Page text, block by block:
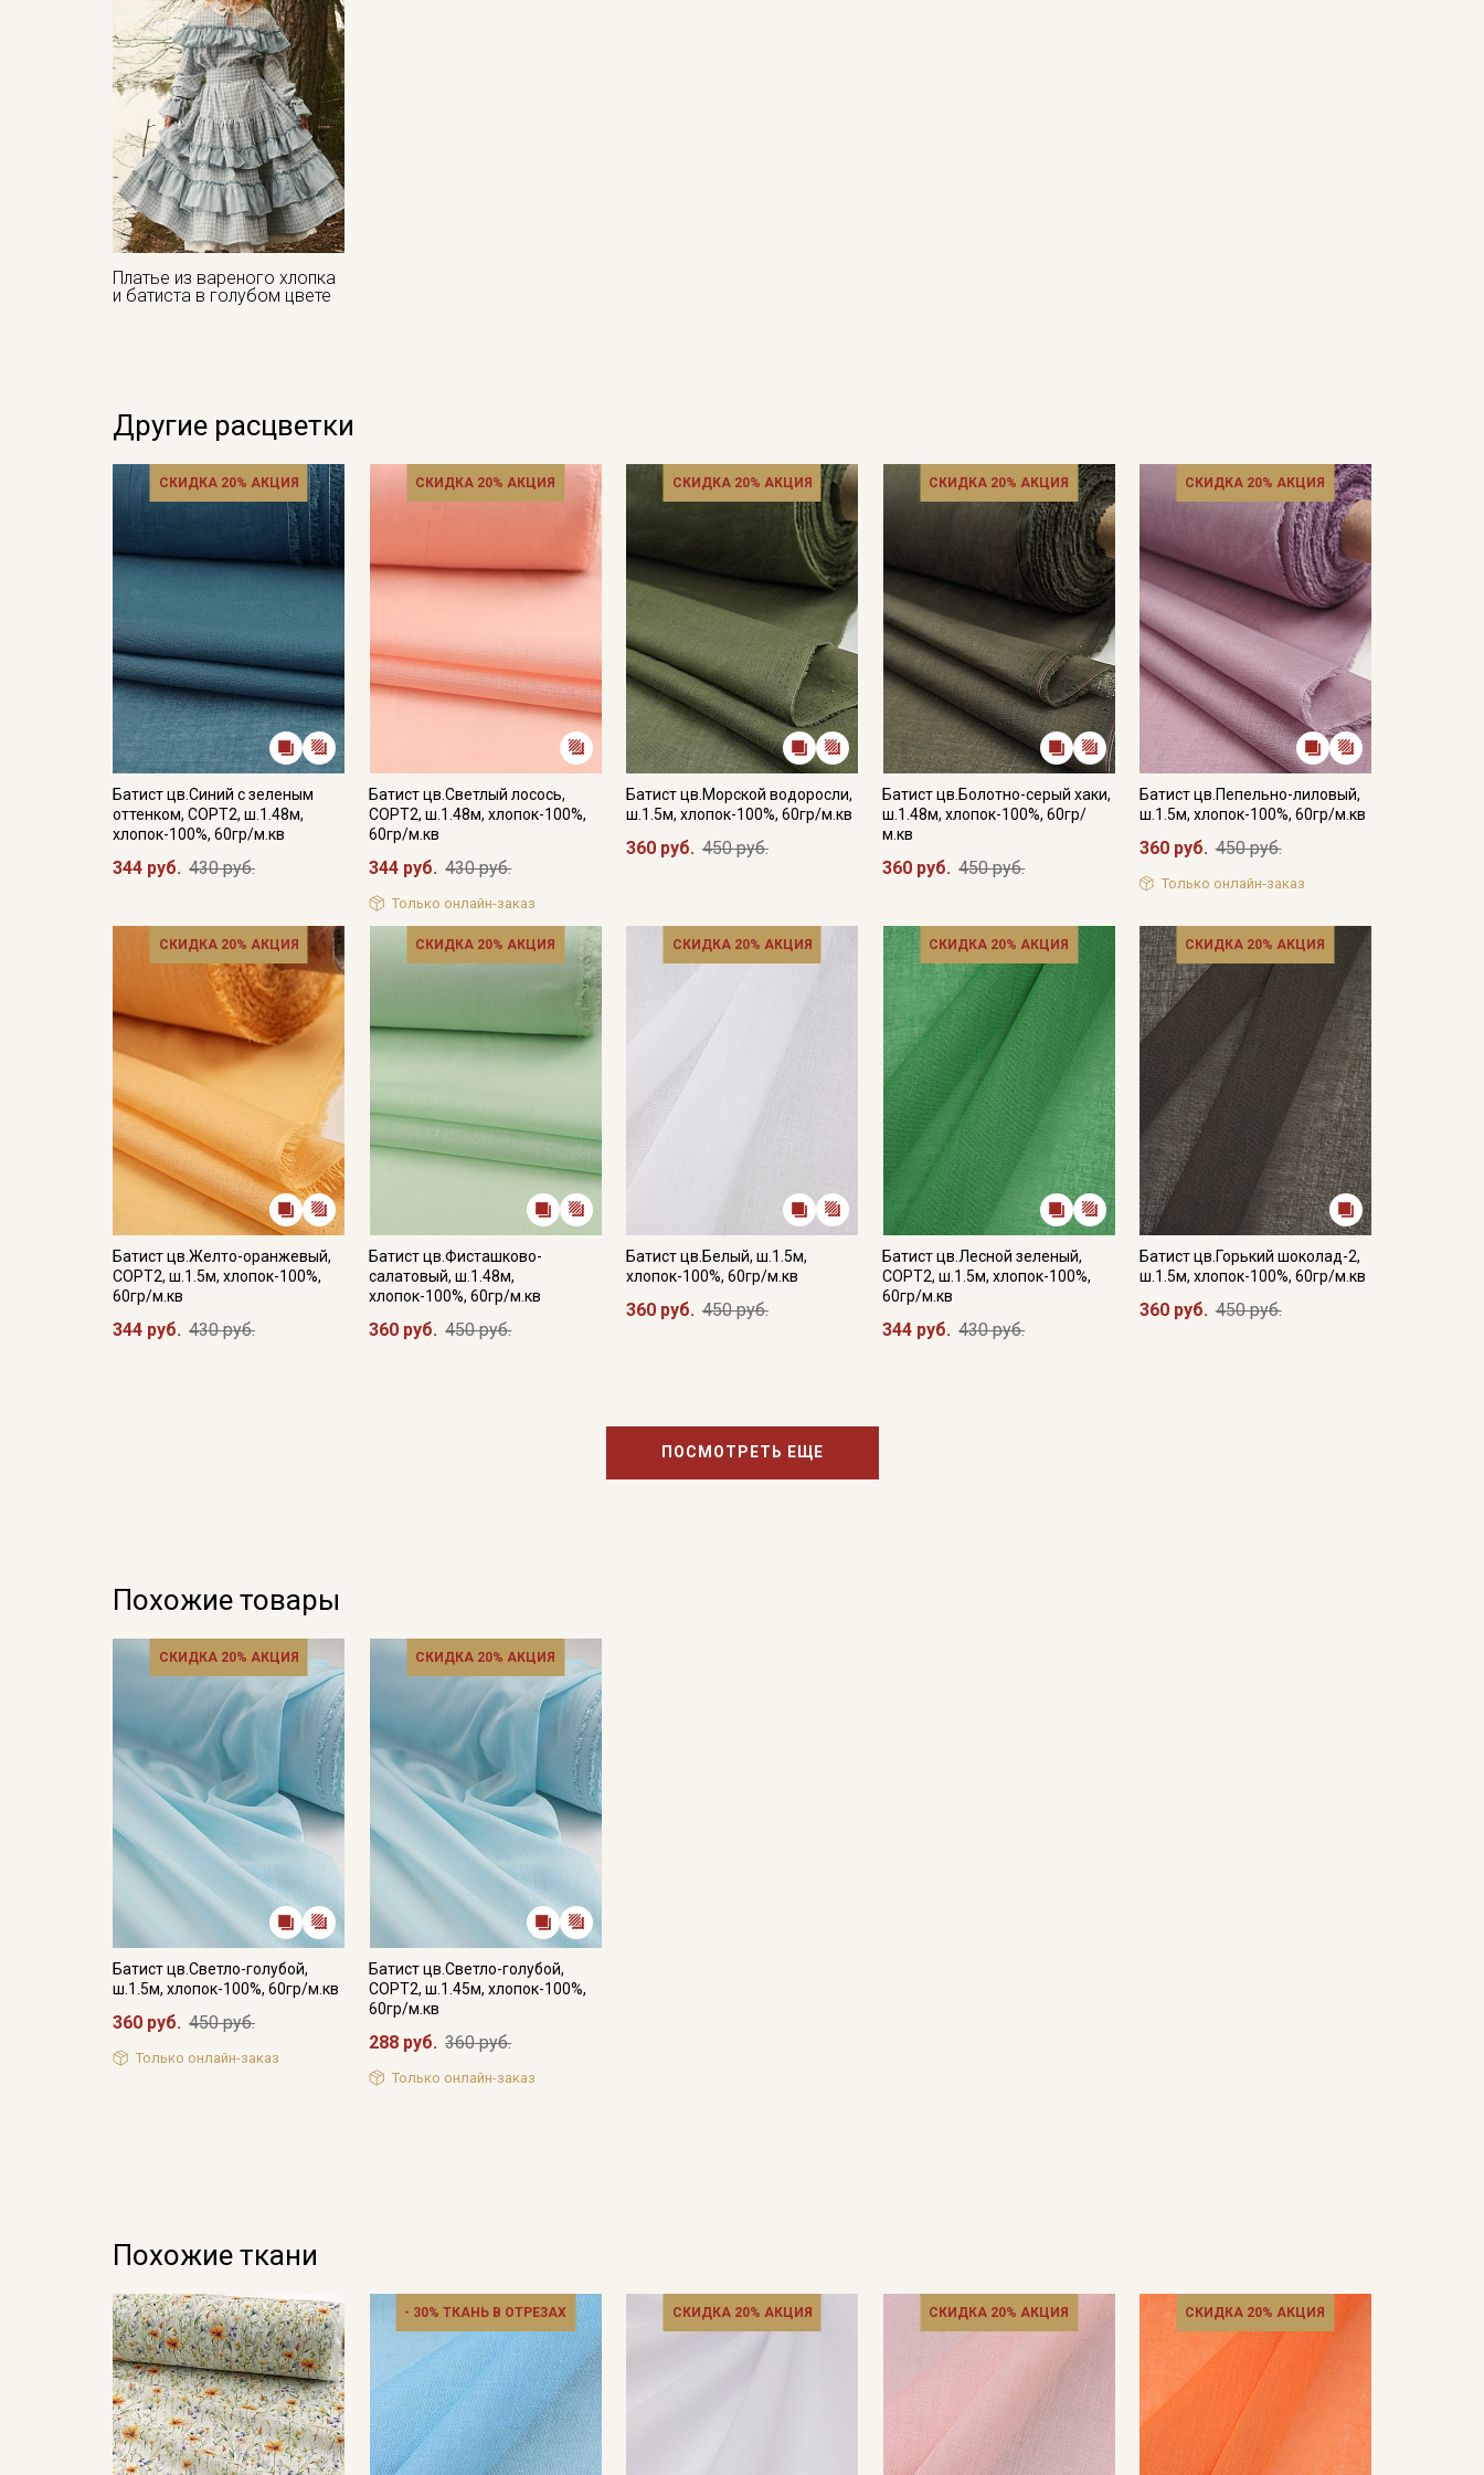
Платье из вареного хлопка
и батиста в голубом цвете
Другие расцветки
СКИДКА 20% АКЦИЯ
Батист цв.Синий с зеленым
оттенком, СОРТ2, ш.1.48м,
хлопок-100%, 60гр/м.кв
344 руб. 430 руб.
СКИДКА 20% АКЦИЯ
Батист цв.Светлый лосось,
СОРТ2, ш.1.48м, хлопок-100%,
60гр/м.кв
344 руб. 430 руб.
Только онлайн-заказ
СКИДКА 20% АКЦИЯ
Батист цв.Морской водоросли,
ш.1.5м, хлопок-100%, 60гр/м.кв
360 руб. 450 руб.
СКИДКА 20% АКЦИЯ
Батист цв.Болотно-серый хаки,
ш.1.48м, хлопок-100%, 60гр/
м.кв
360 руб. 450 руб.
СКИДКА 20% АКЦИЯ
Батист цв.Пепельно-лиловый,
ш.1.5м, хлопок-100%, 60гр/м.кв
360 руб. 450 руб.
Только онлайн-заказ
СКИДКА 20% АКЦИЯ
Батист цв.Желто-оранжевый,
СОРТ2, ш.1.5м, хлопок-100%,
60гр/м.кв
344 руб. 430 руб.
СКИДКА 20% АКЦИЯ
Батист цв.Фисташково-
салатовый, ш.1.48м,
хлопок-100%, 60гр/м.кв
360 руб. 450 руб.
СКИДКА 20% АКЦИЯ
Батист цв.Белый, ш.1.5м,
хлопок-100%, 60гр/м.кв
360 руб. 450 руб.
СКИДКА 20% АКЦИЯ
Батист цв.Лесной зеленый,
СОРТ2, ш.1.5м, хлопок-100%,
60гр/м.кв
344 руб. 430 руб.
СКИДКА 20% АКЦИЯ
Батист цв.Горький шоколад-2,
ш.1.5м, хлопок-100%, 60гр/м.кв
360 руб. 450 руб.
ПОСМОТРЕТЬ ЕЩЕ
Похожие товары
СКИДКА 20% АКЦИЯ
Батист цв.Светло-голубой,
ш.1.5м, хлопок-100%, 60гр/м.кв
360 руб. 450 руб.
Только онлайн-заказ
СКИДКА 20% АКЦИЯ
Батист цв.Светло-голубой,
СОРТ2, ш.1.45м, хлопок-100%,
60гр/м.кв
288 руб. 360 руб.
Только онлайн-заказ
Похожие ткани
- 30% ТКАНЬ В ОТРЕЗАХ СКИДКА 20% АКЦИЯ СКИДКА 20% АКЦИЯ СКИДКА 20% АКЦИЯ
Секретная рассылка от
Купава
Мы публикуем здесь дополнительные
Электронная почта
Подписаться
Ознакомлен(а) с
Политикой обработки персональных
данных
и даю
Согласие на обработку персональных
данных
Даю Согласие на получение рекламных и
информационных рассылок